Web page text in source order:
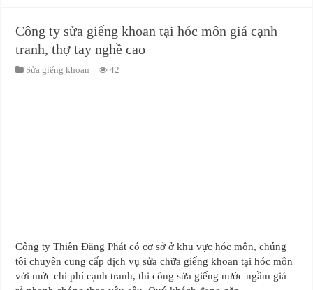
Công ty sửa giếng khoan tại hóc môn giá cạnh
tranh, thợ tay nghề cao
Sửa giếng khoan 42
Công ty Thiên Đăng Phát có cơ sở ở khu vực hóc môn, chúng
tôi chuyên cung cấp dịch vụ sửa chữa giếng khoan tại hóc môn
với mức chi phí cạnh tranh, thi công sửa giếng nước ngầm giá